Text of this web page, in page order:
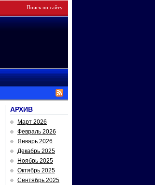
АРХИВ
Март 2026
Февраль 2026
Январь 2026
Декабрь 2025
Ноябрь 2025
Октябрь 2025
Сентябрь 2025